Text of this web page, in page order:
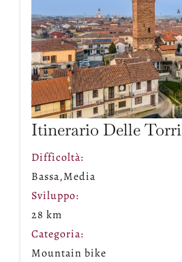
Itinerario Delle Torri
Difficoltà:
Bassa,Media
Sviluppo:
28 km
Categoria:
Mountain bike